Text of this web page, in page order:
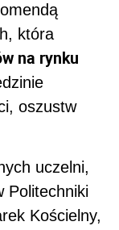
która
na rynku
oszustw
uczelni,
Politechniki
Kościelny,